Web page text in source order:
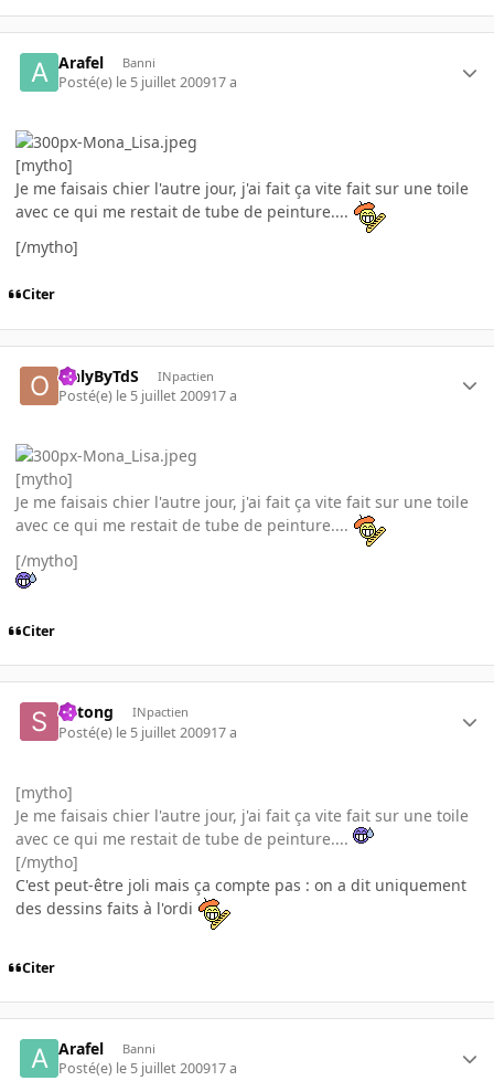
Arafel Banni
Posté(e) le 5 juillet 200917 a
[mytho]
Je me faisais chier l'autre jour, j'ai fait ça vite fait sur une toile
avec ce qui me restait de tube de peinture....
[/mytho]
Citer
OnlyByTdS INpactien
Posté(e) le 5 juillet 200917 a
[mytho]
Je me faisais chier l'autre jour, j'ai fait ça vite fait sur une toile
avec ce qui me restait de tube de peinture....
[/mytho]
Citer
Shtong INpactien
Posté(e) le 5 juillet 200917 a
[mytho]
Je me faisais chier l'autre jour, j'ai fait ça vite fait sur une toile
avec ce qui me restait de tube de peinture....
[/mytho]
C'est peut-être joli mais ça compte pas : on a dit uniquement
des dessins faits à l'ordi
Citer
Arafel Banni
Posté(e) le 5 juillet 200917 a